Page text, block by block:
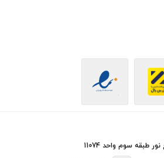
طبقه سوم واحد 11074